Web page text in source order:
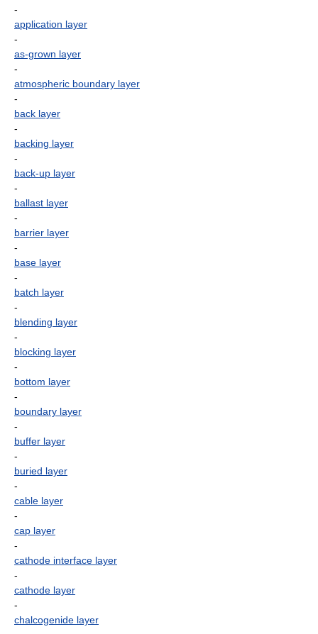
-
application layer
-
as-grown layer
-
atmospheric boundary layer
-
back layer
-
backing layer
-
back-up layer
-
ballast layer
-
barrier layer
-
base layer
-
batch layer
-
blending layer
-
blocking layer
-
bottom layer
-
boundary layer
-
buffer layer
-
buried layer
-
cable layer
-
cap layer
-
cathode interface layer
-
cathode layer
-
chalcogenide layer